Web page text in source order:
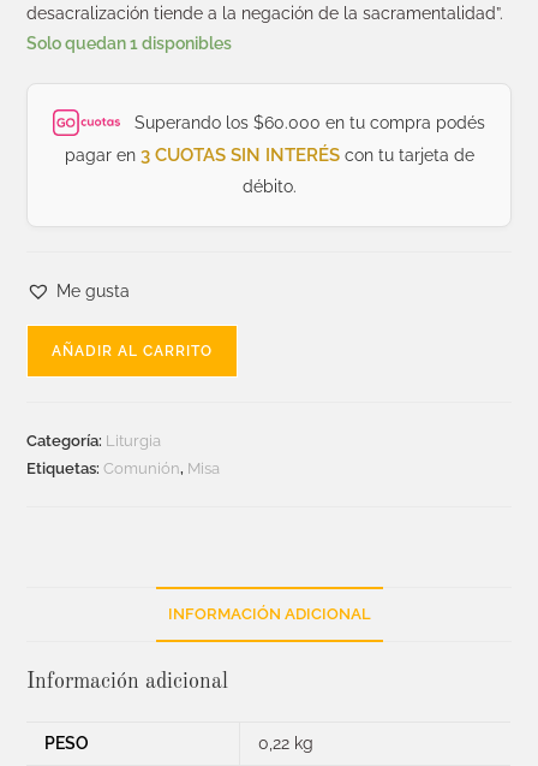
desacralización tiende a la negación de la sacramentalidad”.
Solo quedan 1 disponibles
Superando los $60.000 en tu compra podés
pagar en 3 CUOTAS SIN INTERÉScon tu tarjeta de
débito.
Me gusta
AÑADIR AL CARRITO
Categoría: Liturgia
Etiquetas:Comunión, Misa
INFORMACIÓN ADICIONAL
Información adicional
PESO 0,22 kg